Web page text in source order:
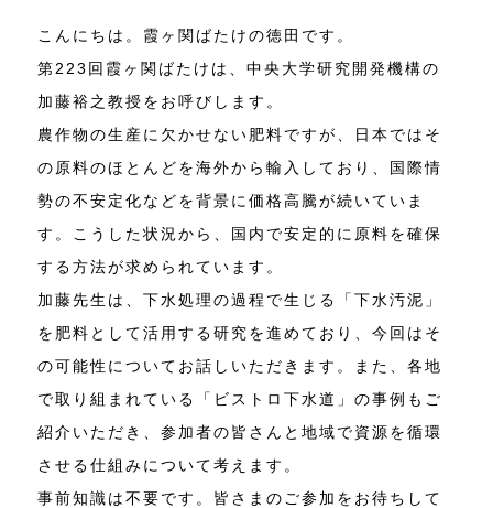
こんにちは。霞ヶ関ばたけの徳田です。
第223回霞ヶ関ばたけは、中央大学研究開発機構の
加藤裕之教授をお呼びします。
農作物の生産に欠かせない肥料ですが、日本ではそ
の原料のほとんどを海外から輸入しており、国際情
勢の不安定化などを背景に価格高騰が続いていま
す。こうした状況から、国内で安定的に原料を確保
する方法が求められています。
加藤先生は、下水処理の過程で生じる「下水汚泥」
を肥料として活用する研究を進めており、今回はそ
の可能性についてお話しいただきます。また、各地
で取り組まれている「ビストロ下水道」の事例もご
紹介いただき、参加者の皆さんと地域で資源を循環
させる仕組みについて考えます。
事前知識は不要です。皆さまのご参加をお待ちして